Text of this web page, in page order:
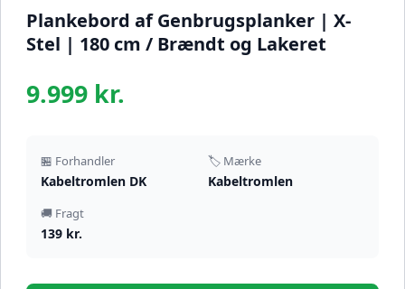
Plankebord af Genbrugsplanker | X-
Stel | 180 cm / Brændt og Lakeret
9.999 kr.
🏪 Forhandler
Kabeltromlen DK
🏷️ Mærke
Kabeltromlen
🚚 Fragt
139 kr.